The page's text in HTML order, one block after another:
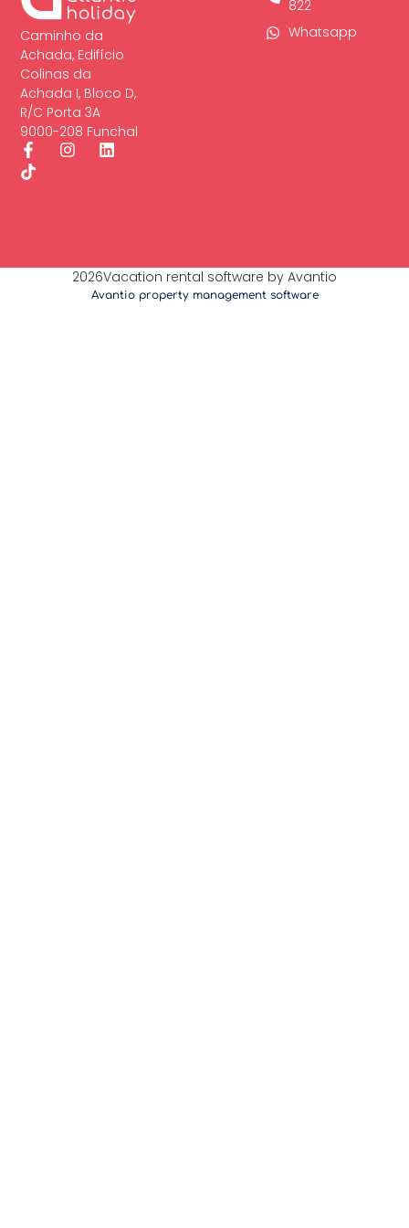
Caminho da
Achada, Edifício
Colinas da
Achada I, Bloco D,
R/C Porta 3A
9000-208 Funchal
822
Whatsapp
2026Vacation rental software by Avantio
Avantio property management software